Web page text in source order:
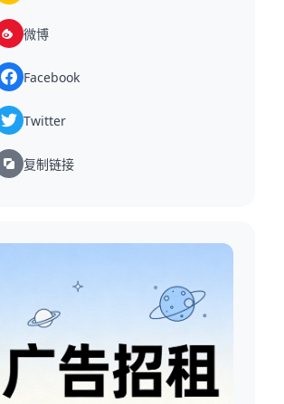
微博
Facebook
Twitter
复制链接